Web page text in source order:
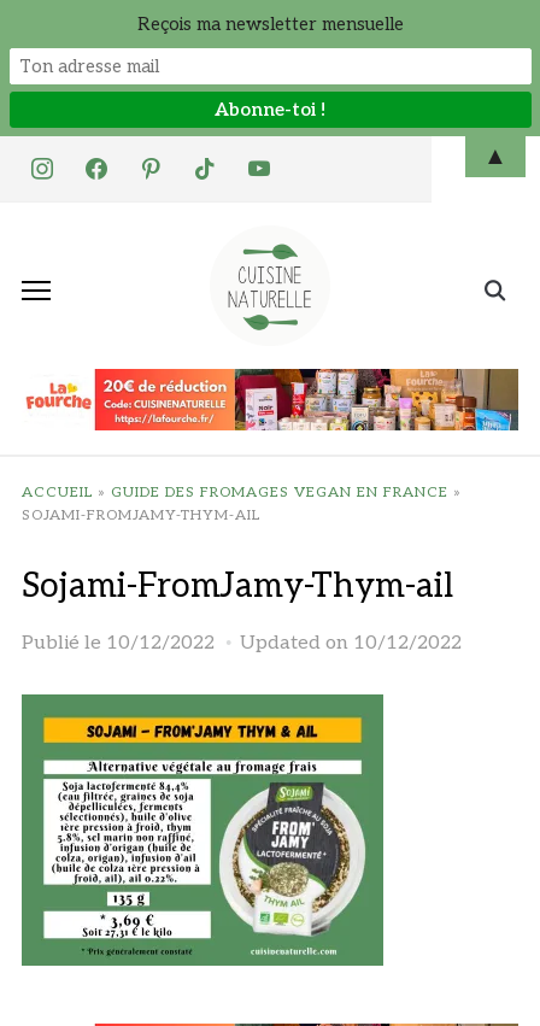
instagramfacebookpinteresttiktok youtube
Search
ACCUEIL » GUIDE DES FROMAGES VEGAN EN FRANCE »
SOJAMI-FROMJAMY-THYM-AIL
Sojami-FromJamy-Thym-ail
Publié le 10/12/2022 Updated on 10/12/2022
Reçois ma newsletter mensuelle
▲